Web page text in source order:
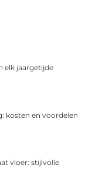
elk jaargetijde
kosten en voordelen
vloer: stijlvolle